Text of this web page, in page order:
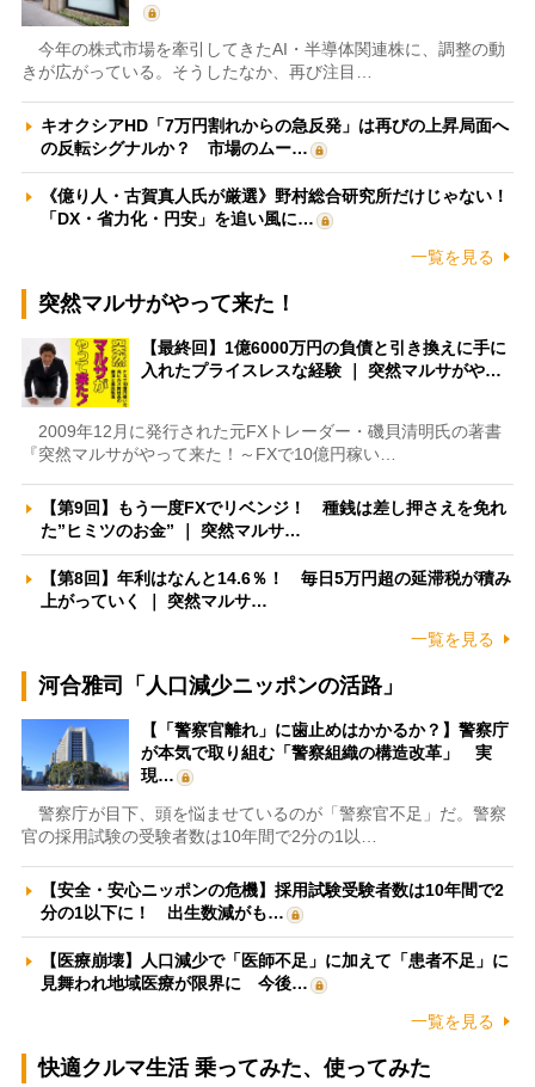
今年の株式市場を牽引してきたAI・半導体関連株に、調整の動
きが広がっている。そうしたなか、再び注目…
キオクシアHD「7万円割れからの急反発」は再びの上昇局面へ
の反転シグナルか？ 市場のムー…
《億り人・古賀真人氏が厳選》野村総合研究所だけじゃない！
「DX・省力化・円安」を追い風に…
一覧を見る
突然マルサがやって来た！
【最終回】1億6000万円の負債と引き換えに手に
入れたプライスレスな経験 ｜ 突然マルサがや…
2009年12月に発行された元FXトレーダー・磯貝清明氏の著書
『突然マルサがやって来た！～FXで10億円稼い…
【第9回】もう一度FXでリベンジ！ 種銭は差し押さえを免れ
た”ヒミツのお金” ｜ 突然マルサ…
【第8回】年利はなんと14.6％！ 毎日5万円超の延滞税が積み
上がっていく ｜ 突然マルサ…
一覧を見る
河合雅司「人口減少ニッポンの活路」
【「警察官離れ」に歯止めはかかるか？】警察庁
が本気で取り組む「警察組織の構造改革」 実
現…
警察庁が目下、頭を悩ませているのが「警察官不足」だ。警察
官の採用試験の受験者数は10年間で2分の1以…
【安全・安心ニッポンの危機】採用試験受験者数は10年間で2
分の1以下に！ 出生数減がも…
【医療崩壊】人口減少で「医師不足」に加えて「患者不足」に
見舞われ地域医療が限界に 今後…
一覧を見る
快適クルマ生活 乗ってみた、使ってみた